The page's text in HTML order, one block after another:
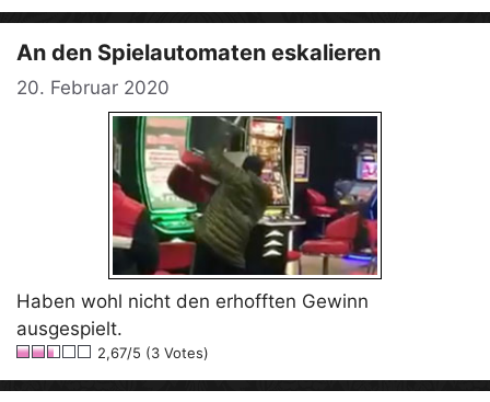
An den Spielautomaten eskalieren
20. Februar 2020
Haben wohl nicht den erhofften Gewinn
ausgespielt.
2,67/5 (3 Votes)